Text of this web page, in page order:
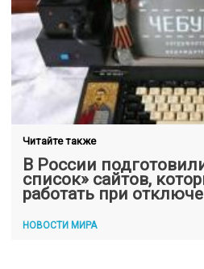
Читайте также
В России
список» сайтов,
работать при
НОВОСТИ МИРА